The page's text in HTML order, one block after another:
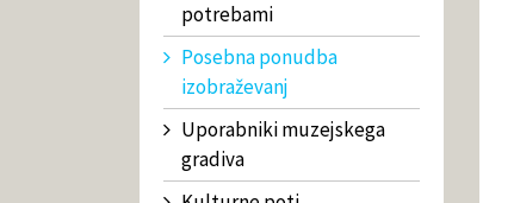
potrebami
Posebna ponudba
izobraževanj
Uporabniki muzejskega
gradiva